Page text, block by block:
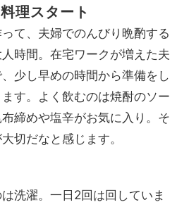
理スタート
て、夫婦でのんびり晩酌する
時間。在宅ワークが増えた夫
少し早めの時間から準備をし
す。よく飲むのは焼酎のソー
締めや塩辛がお気に入り。そ
切だなと感じます。
洗濯。一日2回は回していま